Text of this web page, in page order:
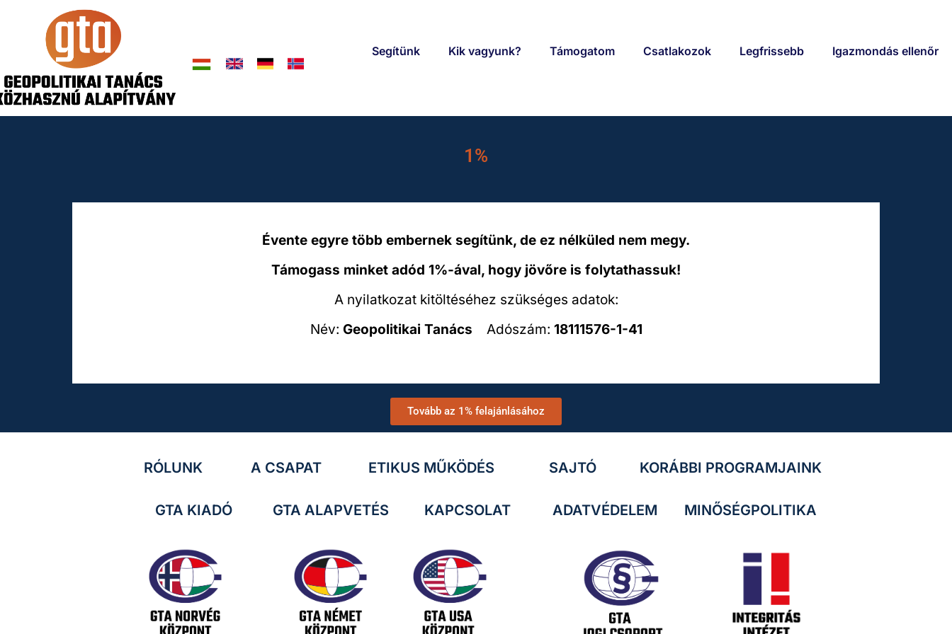
Segítünk Kik vagyunk? Támogatom Csatlakozok Legfrissebb Igazmondás ellenőr
1%
Évente egyre több embernek segítünk, de ez nélküled nem megy.
Támogass minket adód 1%-ával, hogy jövőre is folytathassuk!
A nyilatkozat kitöltéséhez szükséges adatok:
Név: Geopolitikai Tanács Adószám: 18111576-1-41
Tovább az 1% felajánlásához
RÓLUNK A CSAPAT ETIKUS MŰKÖDÉS SAJTÓ KORÁBBI PROGRAMJAINK
GTA KIADÓ GTA ALAPVETÉS KAPCSOLAT ADATVÉDELEM MINŐSÉGPOLITIKA